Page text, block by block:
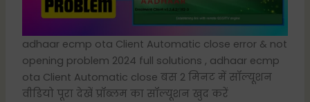
adhaar ecmp ota Client Automatic close error & not
opening problem 2024 full solutions , adhaar ecmp
ota Client Automatic close बस 2 मिनट में सॉल्यूशन
वीडियो पूरा देखें प्रॉब्लम का सॉल्यूशन खुद करें